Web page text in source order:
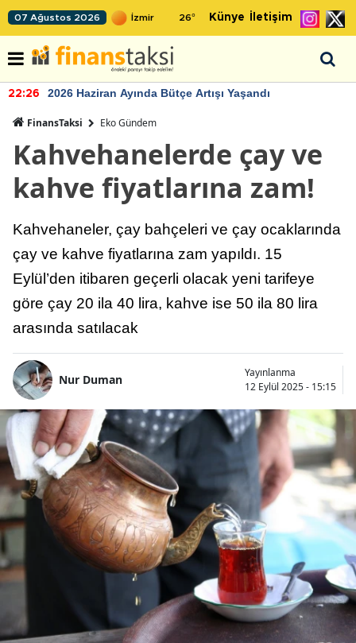
07 Ağustos 2026 26° Künye İletişim
22:26 2026 Haziran Ayında Bütçe Artışı Yaşandı
FinansTaksi Eko Gündem
Kahvehanelerde çay ve
kahve fiyatlarına zam!
Kahvehaneler, çay bahçeleri ve çay ocaklarında
çay ve kahve fiyatlarına zam yapıldı. 15
Eylül’den itibaren geçerli olacak yeni tarifeye
göre çay 20 ila 40 lira, kahve ise 50 ila 80 lira
arasında satılacak
Nur Duman
Yayınlanma
12 Eylül 2025 - 15:15